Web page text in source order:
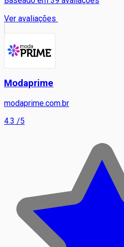
Ver avaliações
Modaprime
modaprime.com.br
4.3 /5